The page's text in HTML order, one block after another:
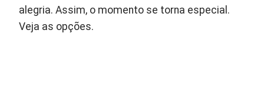
alegria. Assim, o momento se torna especial.
Veja as opções.